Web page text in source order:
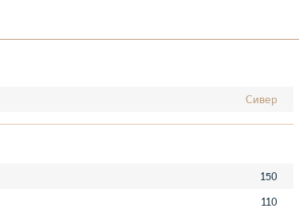
Сивер
150
110